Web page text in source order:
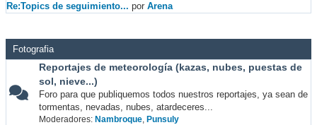
Re:Topics de seguimiento... por Arena
Fotografia
Reportajes de meteorología (kazas, nubes, puestas de
sol, nieve...)
Foro para que publiquemos todos nuestros reportajes, ya sean de
tormentas, nevadas, nubes, atardeceres...
Moderadores: Nambroque, Punsuly